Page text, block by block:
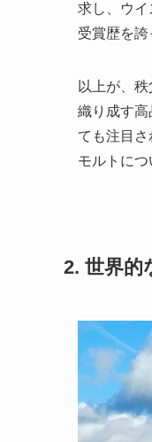
求し、ウ
受賞歴を誇
以上が、
織り成す
ても注目
モルトにつ
2. 世界的